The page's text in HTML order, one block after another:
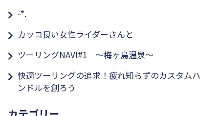
ᵕ̈*.
カッコ良い女性ライダーさんと
ツーリングNAVI#1 ～梅ヶ島温泉～
快適ツーリングの追求！疲れ知らずのカスタムハ
ンドルを創ろう